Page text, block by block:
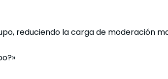
reduciendo la carga de moderación